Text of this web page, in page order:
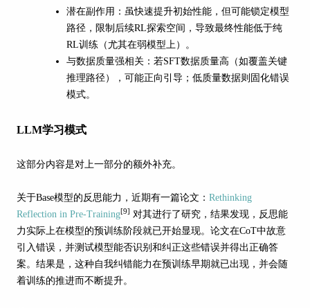
潜在副作用：虽快速提升初始性能，但可能锁定模型
路径，限制后续RL探索空间，导致最终性能低于纯
RL训练（尤其在弱模型上）。
与数据质量强相关：若SFT数据质量高（如覆盖关键
推理路径），可能正向引导；低质量数据则固化错误
模式。
LLM学习模式
这部分内容是对上一部分的额外补充。
关于Base模型的反思能力，近期有一篇论文： Rethinking
Reflection in Pre-Training[9] 对其进行了研究，结果发现，反思能
力实际上在模型的预训练阶段就已开始显现。论文在CoT中故意
引入错误，并测试模型能否识别和纠正这些错误并得出正确答
案。结果是，这种自我纠错能力在预训练早期就已出现，并会随
着训练的推进而不断提升。